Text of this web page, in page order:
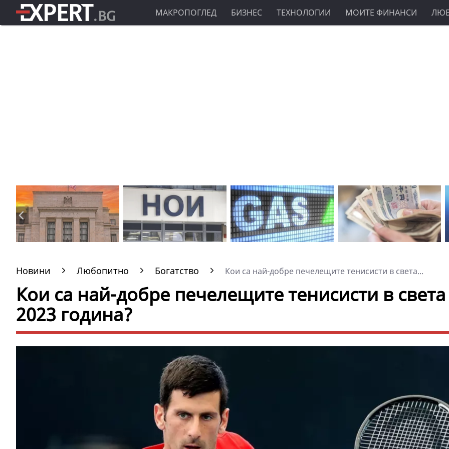
МАКРОПОГЛЕД БИЗНЕС ТЕХНОЛОГИИ МОИТЕ ФИНАНСИ
Новини Любопитно Богатство Кои са най-добре печелещите тенисисти в света...
Кои са най-добре печелещите тенисисти в света
2023 година?